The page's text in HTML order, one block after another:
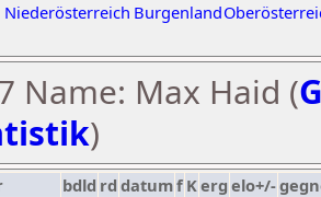
Niederösterreich Burgenland
Name: Max Haid (
)
bdld rd datumf Kerg elo+/-